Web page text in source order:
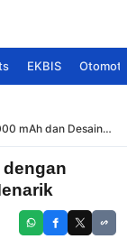
EKBIS
mAh dan Desain
dengan